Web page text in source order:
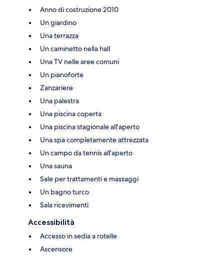
Anno di costruzione 2010
Un giardino
Una terrazza
Un caminetto nella hall
Una TV nelle aree comuni
Un pianoforte
Zanzariere
Una palestra
Una piscina coperta
Una piscina stagionale all'aperto
Una spa completamente attrezzata
Un campo da tennis all'aperto
Una sauna
Sale per trattamenti e massaggi
Un bagno turco
Sala ricevimenti
Accessibilità
Accesso in sedia a rotelle
Ascensore